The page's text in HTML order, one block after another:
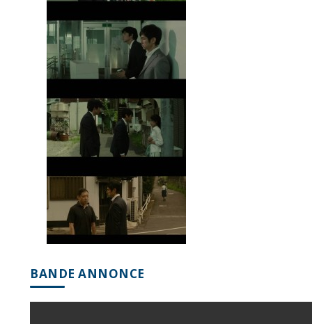
BANDE ANNONCE